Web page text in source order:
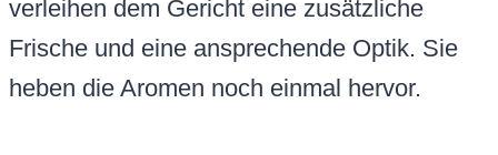
verleihen dem Gericht eine zusätzliche
Frische und eine ansprechende Optik. Sie
heben die Aromen noch einmal hervor.